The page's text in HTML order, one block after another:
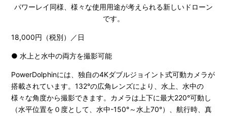
パワーレイ同様、様々な使用用途が考えられる新しいドローン
です。
18,000円（税別）／日
● 水上と水中の両方を撮影可能
PowerDolphinには、独自の4Kダブルジョイント式可動カメラが
搭載されています。132°の広角レンズにより、水上、水中の
様々な角度から撮影できます。カメラは上下に最大220°可動し
（水平位置を０度として、水中-150°～水上70°）、航行時、真